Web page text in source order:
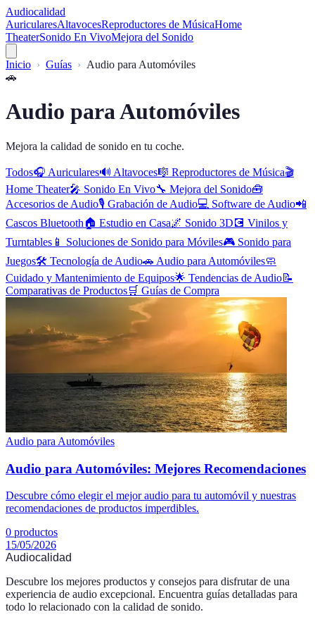
Audiocalidad
AuricularesAltavocesReproductores de MúsicaHome
TheaterSonido En VivoMejora del Sonido
Inicio Guías
Audio para Automóviles
🚗
Audio para Automóviles
Mejora la calidad de sonido en tu coche.
Todos🎧 Auriculares🔊 Altavoces🎼 Reproductores de Música🎬
Home Theater🎤 Sonido En Vivo🔧 Mejora del Sonido🧰
Accesorios de Audio🎙️ Grabación de Audio💻 Software de Audio📲
Cascos Bluetooth🏠 Estudio en Casa🌌 Sonido 3D 💽 Vinilos y
Turntables 📱 Soluciones de Sonido para Móviles🎮 Sonido para
Juegos🛠️ Tecnología de Audio🚗 Audio para Automóviles🧼
Cuidado y Mantenimiento de Equipos🌟 Tendencias de Audio📝
Comparativas de Productos🛒 Guías de Compra
Audio para Automóviles
Audio para Automóviles: Mejores Recomendaciones
Descubre cómo elegir el mejor audio para tu automóvil y nuestras
recomendaciones de productos imperdibles.
0 productos
15/05/2026
Audiocalidad
Descubre los mejores productos y consejos para disfrutar de una
experiencia de audio excepcional. Encuentra guías detalladas para
todo lo relacionado con la calidad de sonido.